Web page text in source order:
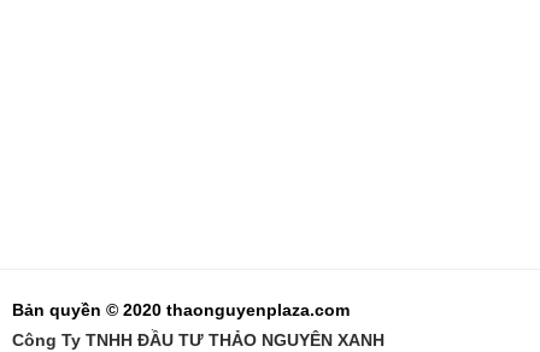
Bản quyền © 2020 thaonguyenplaza.com
Công Ty TNHH ĐẦU TƯ THẢO NGUYÊN XANH